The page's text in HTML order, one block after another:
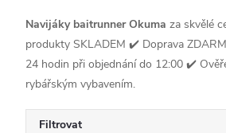
Navijáky baitrunner Okuma za skvělé
produkty SKLADEM ✔️ Doprava
24 hodin při objednání do 12:00 ✔️
rybářským vybavením.
Filtrovat